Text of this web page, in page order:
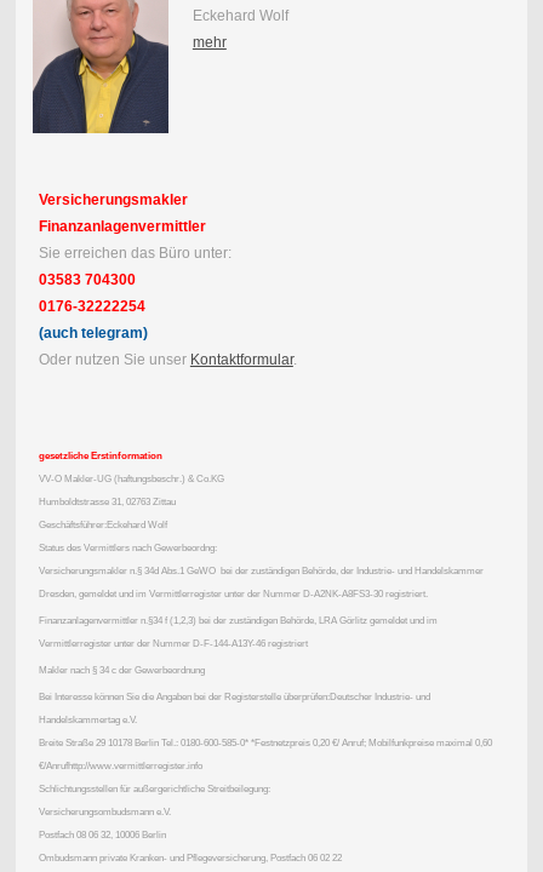
Eckehard Wolf
mehr
Versicherungsmakler
Finanzanlagenvermittler
Sie erreichen das Büro unter:
03583 704300
0176-32222254
(auch telegram)
Oder nutzen Sie unser Kontaktformular.
gesetzliche Erstinformation
VV-O Makler-UG (haftungsbeschr.) & Co.KG
Humboldtstrasse 31, 02763 Zittau
Geschäftsführer:Eckehard Wolf
Status des Vermittlers nach Gewerbeordng:
Versicherungsmakler n.§ 34d Abs.1 GeWO bei der zuständigen Behörde, der Industrie- und Handelskammer
Dresden, gemeldet und im Vermittlerregister unter der Nummer D-A2NK-A8FS3-30 registriert.
Finanzanlagenvermittler n.§34 f (1,2,3) bei der zuständigen Behörde, LRA Görlitz gemeldet und im
Vermittlerregister unter der Nummer D-F-144-A13Y-46 registriert
Makler nach § 34 c der Gewerbeordnung
Bei Interesse können Sie die Angaben bei der Registerstelle überprüfen:Deutscher Industrie- und
Handelskammertag e.V.
Breite Straße 29 10178 Berlin Tel.: 0180-600-585-0* *Festnetzpreis 0,20 €/ Anruf; Mobilfunkpreise maximal 0,60
€/Anrufhttp://www.vermittlerregister.info
Schlichtungsstellen für außergerichtliche Streitbeilegung:
Versicherungsombudsmann e.V.
Postfach 08 06 32, 10006 Berlin
Ombudsmann private Kranken- und Pflegeversicherung, Postfach 06 02 22